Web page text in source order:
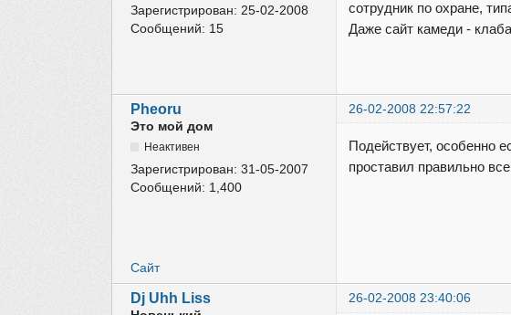
Зарегистрирован: 25-02-2008
Сообщений: 15
сотрудник по охране,
Даже сайт камеди -
Pheoru
26-02-2008 22:57:22
Это мой дом
Неактивен
Зарегистрирован:31-05-2007
Сообщений: 1,400
Подействует, особенно
проставил правильно
Сайт
Dj Uhh Liss
26-02-2008 23:40:06